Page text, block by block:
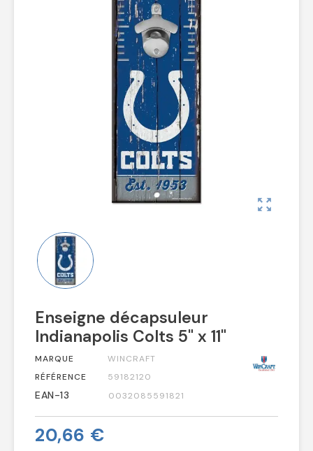
zoom_out_map
Enseigne décapsuleur
Indianapolis Colts 5" x 11"
MARQUE
WINCRAFT
RÉFÉRENCE
59182120
EAN-13 0032085591821
20,66 €